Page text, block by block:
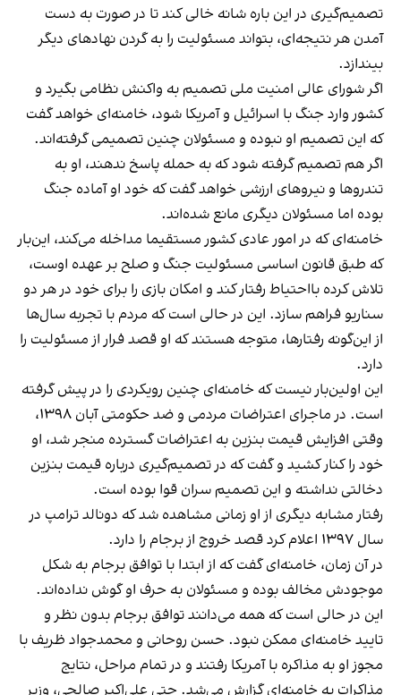
تصمیم‌گیری در این باره شانه خالی کند تا در صورت به دست
آمدن هر نتیجه‌ای، بتواند مسئولیت را به گردن نهادهای دیگر
بیندازد.
اگر شورای عالی امنیت ملی تصمیم به واکنش نظامی بگیرد و
کشور وارد جنگ با اسرائیل و آمریکا شود، خامنه‌ای خواهد گفت
که این تصمیم او نبوده و مسئولان چنین تصمیمی گرفته‌اند.
اگر هم تصمیم گرفته شود که به حمله پاسخ ندهند، او به
تندروها و نیروهای ارزشی خواهد گفت که خود او آماده جنگ
بوده اما مسئولان دیگری مانع شده‌اند.
خامنه‌ای که در امور عادی کشور مستقیما مداخله می‌کند، این‌بار
که طبق قانون اساسی مسئولیت جنگ و صلح بر عهده اوست،
تلاش کرده با‌احتیاط رفتار کند و امکان بازی را برای خود در هر دو
سناریو فراهم سازد. این در حالی است که مردم با تجربه‌ سال‌ها
از این‌گونه رفتارها، متوجه هستند که او قصد فرار از مسئولیت را
دارد.
این اولین‌بار نیست که خامنه‌ای چنین رویکردی را در پیش گرفته
است. در ماجرای اعتراضات مردمی و ضد حکومتی آبان ۱۳۹۸،
وقتی افزایش قیمت بنزین به اعتراضات گسترده منجر شد، او
خود را کنار کشید و گفت که در تصمیم‌گیری درباره قیمت بنزین
دخالتی نداشته و این تصمیم سران قوا بوده است.
رفتار مشابه دیگری از او زمانی مشاهده شد که دونالد ترامپ در
سال ۱۳۹۷ اعلام کرد قصد خروج از برجام را دارد.
در آن زمان، خامنه‌ای گفت که از ابتدا با توافق برجام به شکل
موجودش مخالف بوده و مسئولان به حرف او گوش نداده‌اند.
این در حالی است که همه می‌دانند توافق برجام بدون نظر و
تایید خامنه‌ای ممکن نبود. حسن روحانی و محمدجواد ظریف با
مجوز او به مذاکره با آمریکا رفتند و در تمام مراحل، نتایج
مذاکرات به خامنه‌ای گزارش می‌شد. حتی علی‌اکبر صالحی، وزیر